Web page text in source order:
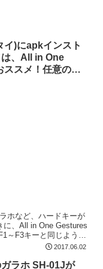
イ)にapkインスト
、All in One
スメ！任意のキ
ホなど、ハードキーが
に、All in One Gestures
～F3キーと同じような
2017.06.02
ラホ SH-01Jが